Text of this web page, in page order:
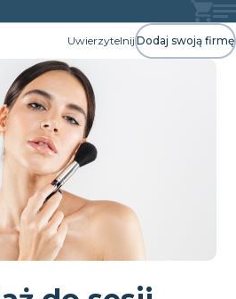
UwierzytelnijDodaj swoją firmę